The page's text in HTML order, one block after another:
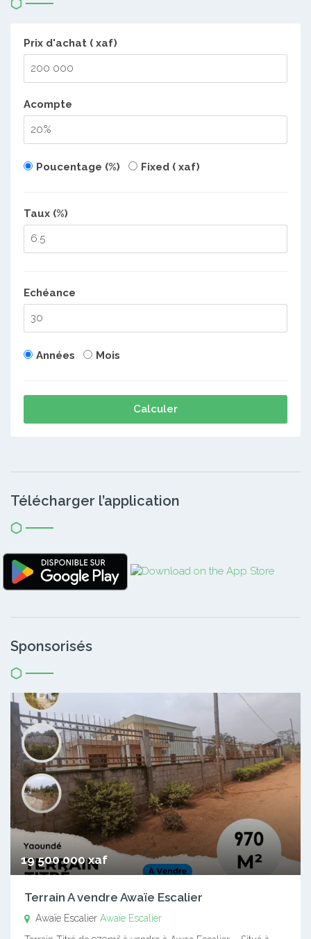
Prix d'achat ( xaf)
Acompte
Poucentage (%) Fixed ( xaf)
Taux (%)
Echéance
Années Mois
Calculer
Télécharger l’application
Sponsorisés
19 500 000 xaf
Terrain A vendre Awaïe Escalier
Awaïe Escalier Awaïe Escalier